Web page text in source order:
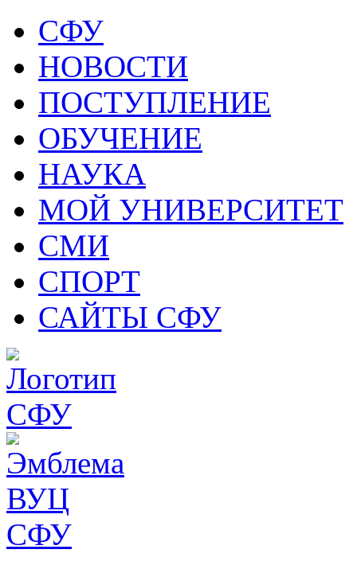
СФУ
НОВОСТИ
ПОСТУПЛЕНИЕ
ОБУЧЕНИЕ
НАУКА
МОЙ УНИВЕРСИТЕТ
СМИ
СПОРТ
САЙТЫ СФУ